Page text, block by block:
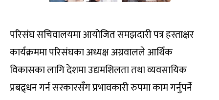
परिसंघ सचिवालयमा आयोजित समझदारी पत्र हस्ताक्षर
कार्यक्रममा परिसंघका अध्यक्ष अग्रवालले आर्थिक
विकासका लागि देशमा उद्यमशिलता तथा व्यवसायिक
प्रबद्र्धन गर्न सरकारसँग प्रभावकारी रुपमा काम गर्नुपर्ने